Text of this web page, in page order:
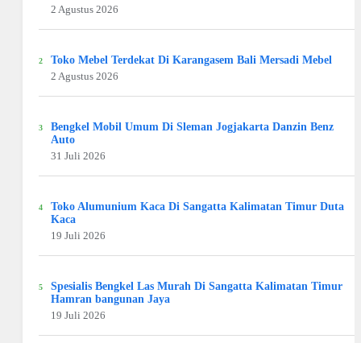
2 Agustus 2026
Toko Mebel Terdekat Di Karangasem Bali Mersadi Mebel
2 Agustus 2026
Bengkel Mobil Umum Di Sleman Jogjakarta Danzin Benz
Auto
31 Juli 2026
Toko Alumunium Kaca Di Sangatta Kalimatan Timur Duta
Kaca
19 Juli 2026
Spesialis Bengkel Las Murah Di Sangatta Kalimatan Timur
Hamran bangunan Jaya
19 Juli 2026